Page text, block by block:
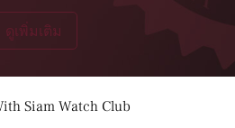
ดูเพิ่มเติม
Siam Watch Club